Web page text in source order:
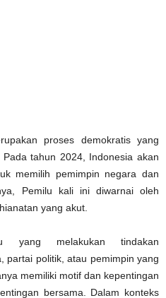
proses demokratis yang
tahun 2024, Indonesia akan
memilih pemimpin negara dan
Pemilu kali ini diwarnai oleh
yang akut.
yang melakukan tindakan
partai politik, atau pemimpin yang
memiliki motif dan kepentingan
bersama. Dalam konteks